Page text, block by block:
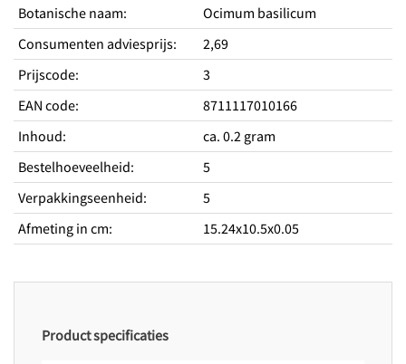
Productkenmerken
Geschikt voor op het balkon
Fraai in een siertuin door de mooie paarse bloemetjes
Mooie compacte basilicum
Standplaats
Zaaien vollegrond
ja
Standplaats licht
Hoogte
Periodes
Zaaitijd binnen van
april
Zaaitijd binnen tot
Botanische naam:
Ocimum basilicum
Consumenten adviesprijs:
2,69
Prijscode:
3
EAN code:
8711117010166
Inhoud:
ca. 0.2 gram
Bestelhoeveelheid:
5
Verpakkingseenheid:
5
Afmeting in cm: 15.24x10.5x0.05
Product specificaties